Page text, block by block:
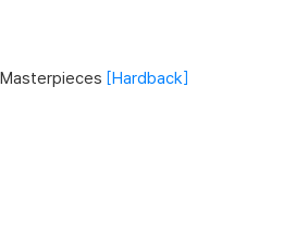
Hardback